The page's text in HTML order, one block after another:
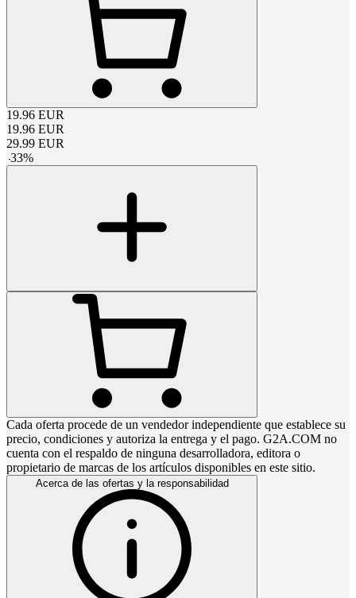
19.96 EUR
19.96 EUR
29.99 EUR
-33%
Cada oferta procede de un vendedor independiente que establece su
precio, condiciones y autoriza la entrega y el pago. G2A.COM no
cuenta con el respaldo de ninguna desarrolladora, editora o
propietario de marcas de los artículos disponibles en este sitio.
Acerca de las ofertas y la responsabilidad